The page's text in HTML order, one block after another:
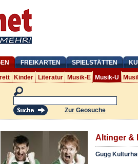
FREIKARTEN SPIELSTÄTTEN
Kinder Literatur Musik-E Musik-U
Zur Geosuche
Altinger &
Gugg